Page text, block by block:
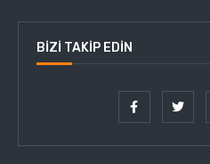
BIZI TAKIP EDIN